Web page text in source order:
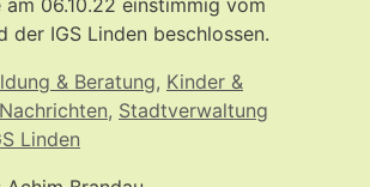
der IGS Linden beschlossen.
& Beratung, Kinder &
Nachrichten, Stadtverwaltung
Linden